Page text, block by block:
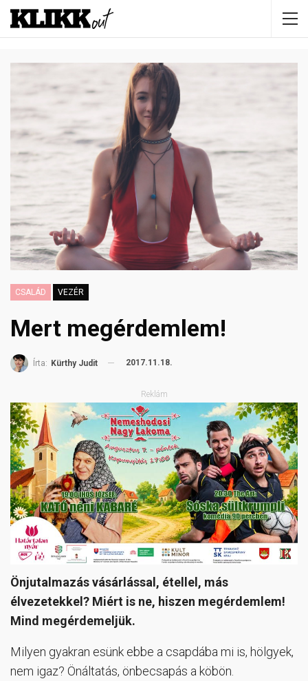
CSALÁD VEZÉR
Mert megérdemlem!
Írta: Kürthy Judit 2017.11.18.
Reklám
Önjutalmazás vásárlással, étellel, más
élvezetekkel? Miért is ne, hiszen megérdemlem!
Mind megérdemeljük.
Milyen gyakran esünk ebbe a csapdába mi is, hölgyek,
nem igaz? Önáltatás, önbecsapás a köbön.